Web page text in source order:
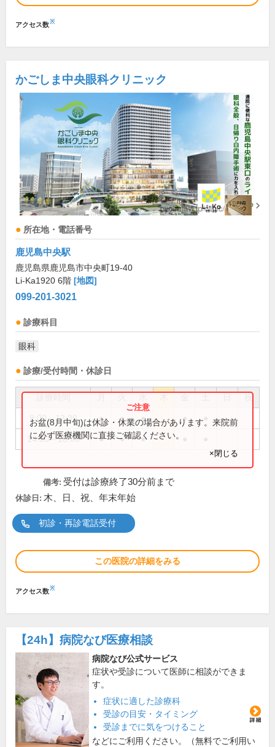
アクセス数※
かごしま中央眼科クリニック
所在地・電話番号
鹿児島中央駅
鹿児島県鹿児島市中央町19-40
Li-Ka1920 6階 [地図]
099-201-3021
診療科目
眼科
診療/受付時間・休診日
祝
9:00～12:30 ● ● ● ●
14:00～18:00 ● ● ●
お盆(8月中旬)は休診・休業の場合があります。来院前
に必ず医療機関に直接ご確認ください。
×閉じる
備考: 受付は診療終了30分前まで
休診日: 木、日、祝、年末年始
初診・再診電話受付
この医院の詳細をみる
アクセス数※
【24h】 病院なび医療相談
病院なび公式サービス
症状や受診について医師に相談ができま
す。
症状に適した診療科
受診の目安・タイミング
受診までに気をつけること
などにご利用ください。（無料でご利用い